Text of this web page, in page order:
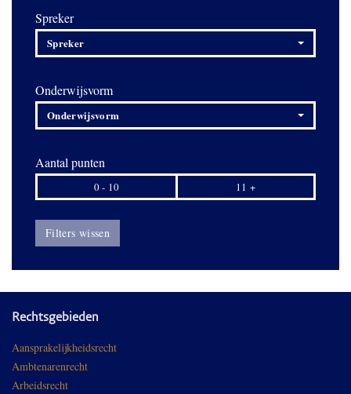
Spreker
Spreker
Onderwijsvorm
Onderwijsvorm
Aantal punten
0 - 10 11 +
Filters wissen
Rechtsgebieden
Aansprakelijkheidsrecht
Ambtenarenrecht
Arbeidsrecht